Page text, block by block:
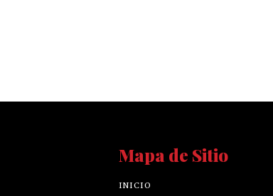
Mapa de Sitio
INICIO